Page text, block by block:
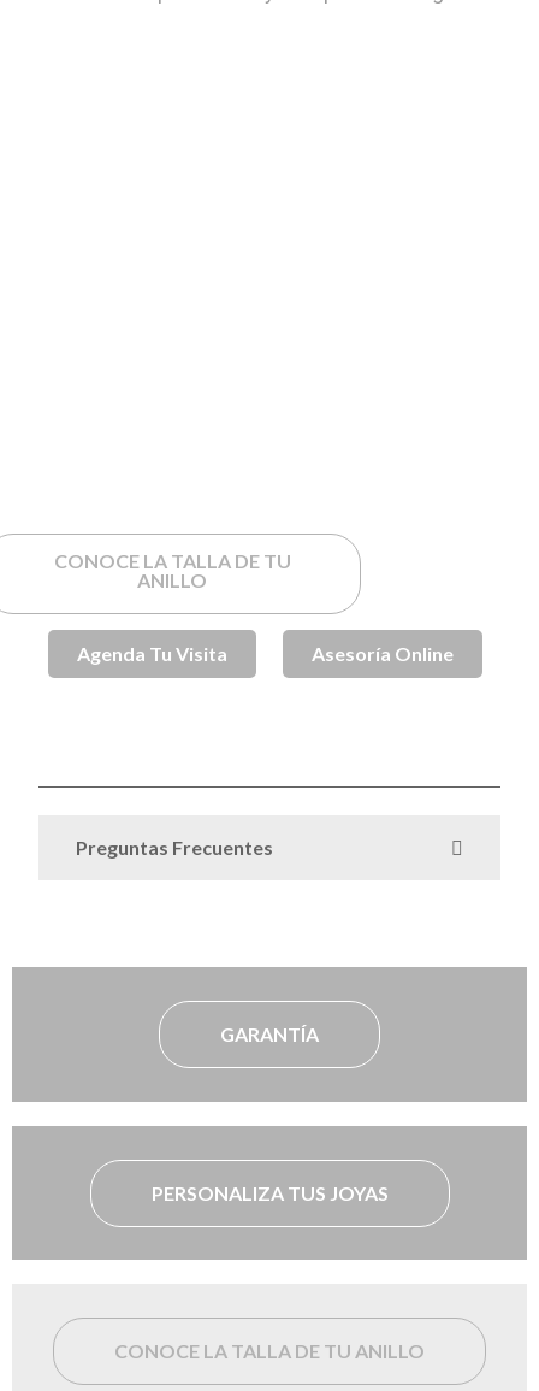
CONOCE LA TALLA DE TU
ANILLO
Agenda Tu Visita Asesoría Online
Preguntas Frecuentes
GARANTÍA
PERSONALIZA TUS JOYAS
CONOCE LA TALLA DE TU ANILLO